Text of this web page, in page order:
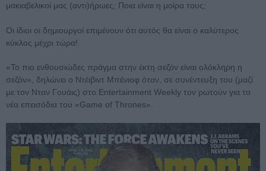
μακιαβελικοί μας (αντι)ήρωες; Ποια είναι η μοίρα τους;
Οι ίδιοι οι δημιουργοί επιμένουν ότι αυτός θα είναι ο καλύτερος
κύκλος μέχρι τώρα!
«Το πιο ενθουσιώδες πράγμα στην έκτη σεζόν είναι ολόκληρη η
σεζόν», δηλώνει ο Ντέιβιντ Μπένιοφ όταν, σε συνέντευξη του (μαζί
με τον Νταν Γουάις) στο Entertainment Weekly τον ρωτούν για τα
νέα επεισόδια του «Game of Thrones».